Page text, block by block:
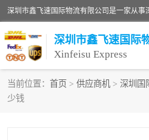
深圳市鑫飞速国际
Xinfeisu Express
当前位置： 首页 > 供应商机 > 深圳国
少钱
联邦快递